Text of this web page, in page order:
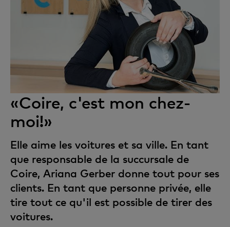
«Coire, c'est mon chez-
moi!»
Elle aime les voitures et sa ville. En tant
que responsable de la succursale de
Coire, Ariana Gerber donne tout pour ses
clients. En tant que personne privée, elle
tire tout ce qu'il est possible de tirer des
voitures.